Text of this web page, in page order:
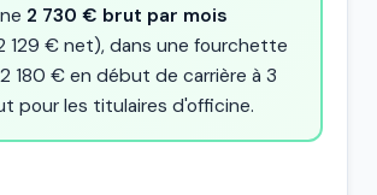
2 730 € brut par mois
129 € net), dans une fourchette
180 € en début de carrière à 3
pour les titulaires d'officine.